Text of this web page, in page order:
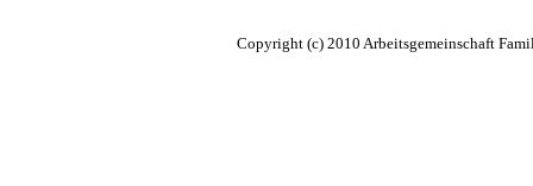
Copyright (c) 2010 Arbeitsgemeinschaft